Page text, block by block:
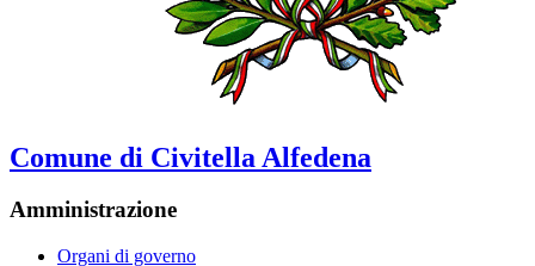
Comune di Civitella Alfedena
Amministrazione
Organi di governo